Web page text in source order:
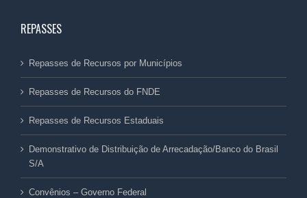
REPASSES
Repasses de Recursos por Municípios
Repasses de Recursos do FNDE
Repasses de Recursos Estaduais
Demonstrativo de Distribuição de Arrecadação/Banco do Brasil
S/A
Convênios – Governo Federal